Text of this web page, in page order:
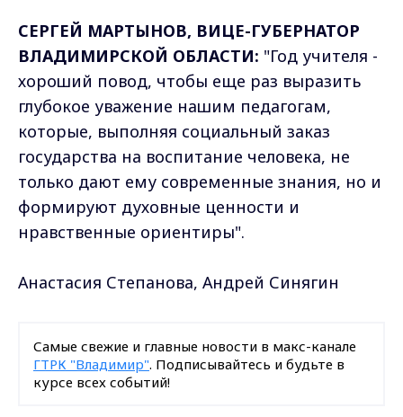
СЕРГЕЙ МАРТЫНОВ, ВИЦЕ-ГУБЕРНАТОР
ВЛАДИМИРСКОЙ ОБЛАСТИ: "Год учителя -
хороший повод, чтобы еще раз выразить
глубокое уважение нашим педагогам,
которые, выполняя социальный заказ
государства на воспитание человека, не
только дают ему современные знания, но и
формируют духовные ценности и
нравственные ориентиры".
Анастасия Степанова, Андрей Синягин
Самые свежие и главные новости в макс-канале
ГТРК "Владимир". Подписывайтесь и будьте в
курсе всех событий!